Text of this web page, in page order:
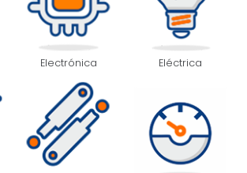
Electrónica Eléctrica